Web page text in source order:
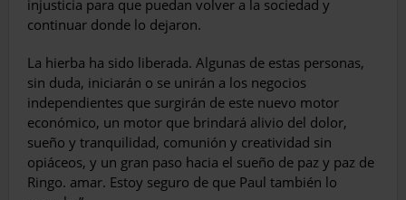
injusticia para que puedan volver a la sociedad y
continuar donde lo dejaron.
La hierba ha sido liberada. Algunas de estas personas,
sin duda, iniciarán o se unirán a los negocios
independientes que surgirán de este nuevo motor
económico, un motor que brindará alivio del dolor,
sueño y tranquilidad, comunión y creatividad sin
opiáceos, y un gran paso hacia el sueño de paz y paz de
Ringo. amar. Estoy seguro de que Paul también lo